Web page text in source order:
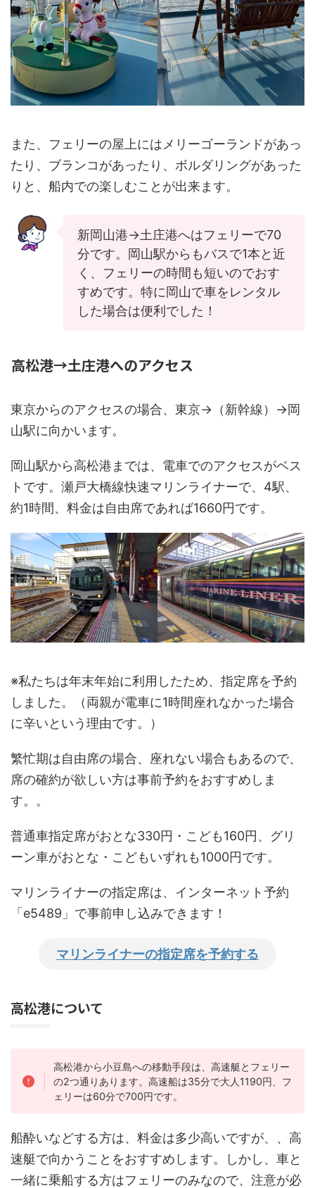
また、フェリーの屋上にはメリーゴーランドがあっ
たり、ブランコがあったり、ボルダリングがあった
りと、船内での楽しむことが出来ます。
新岡山港→土庄港へはフェリーで70
分です。岡山駅からもバスで1本と近
く、フェリーの時間も短いのでおす
すめです。特に岡山で車をレンタル
した場合は便利でした！
高松港→土庄港へのアクセス
東京からのアクセスの場合、東京→（新幹線）→岡
山駅に向かいます。
岡山駅から高松港までは、電車でのアクセスがベス
トです。瀬戸大橋線快速マリンライナーで、4駅、
約1時間、料金は自由席であれば1660円です。
※私たちは年末年始に利用したため、指定席を予約
しました。（両親が電車に1時間座れなかった場合
に辛いという理由です。）
繁忙期は自由席の場合、座れない場合もあるので、
席の確約が欲しい方は事前予約をおすすめしま
す。。
普通車指定席がおとな330円・こども160円、グリ
ーン車がおとな・こどもいずれも1000円です。
マリンライナーの指定席は、インターネット予約
「e5489」で事前申し込みできます！
マリンライナーの指定席を予約する
高松港について
高松港から小豆島への移動手段は、高速艇とフェリー
の2つ通りあります。高速船は35分で大人1190円、フ
ェリーは60分で700円です。
船酔いなどする方は、料金は多少高いですが、、高
速艇で向かうことをおすすめします。しかし、車と
一緒に乗船する方はフェリーのみなので、注意が必